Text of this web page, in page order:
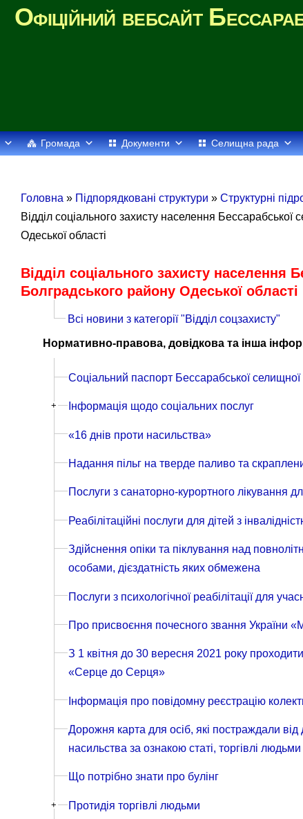
Офіційний вебсайт
Громада Документи Селищна рада
Головна » Підпорядковані структури » Структурні
Відділ соціального захисту населення
Одеської області
Відділ соціального захисту населення
Болградського району Одеської області
Всі новини з категорії "Відділ соцзахисту"
Нормативно-правова, довідкова та інша
Соціальний паспорт Бессарабської селищної
Інформація щодо соціальних послуг
+
«16 днів проти насильства»
Надання пільг на тверде паливо та
Послуги з санаторно-курортного лікування
Реабілітаційні послуги для дітей з
Здійснення опіки та піклування над
особами, дієздатність яких обмежена
Послуги з психологічної реабілітації для
Про присвоєння почесного звання України
З 1 квітня до 30 вересня 2021 року
«Серце до Серця»
Інформація про повідомну реєстрацію
Дорожня карта для осіб, які постраждали
насильства за ознакою статі, торгівлі людьми
Що потрібно знати про булінг
Протидія торгівлі людьми
+